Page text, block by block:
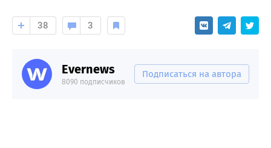
38 3
Evernews
8090 подписчиков
Подписаться на автора